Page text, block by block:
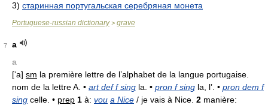
3) старинная португальская серебряная монета
Portuguese-russian dictionary> grave
7
a
a
[‘a] sm la première lettre de l’alphabet de la langue portugaise.
nom de la lettre A. • art def f sing la. • pron f sing la, l’. • pron dem f
sing celle. • prep 1 à: vou a Nice / je vais à Nice. 2 manière: